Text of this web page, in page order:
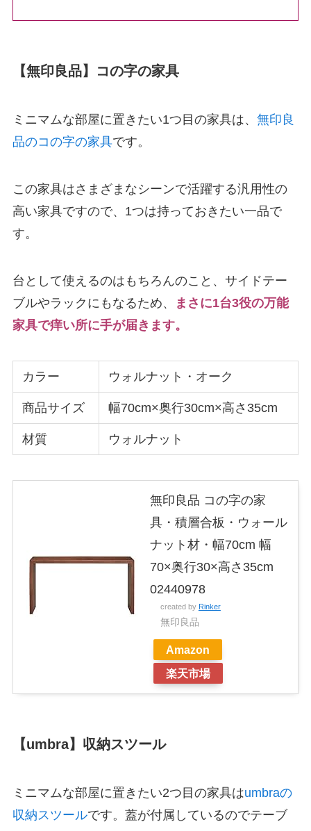
【無印良品】コの字の家具
ミニマムな部屋に置きたい1つ目の家具は、 無印良
品のコの字の家具です。
この家具はさまざまなシーンで活躍する汎用性の
高い家具ですので、1つは持っておきたい一品で
す。
台として使えるのはもちろんのこと、サイドテー
ブルやラックにもなるため、
まさに1台3役の万能
家具で痒い所に手が届きます。
カラー ウォルナット・オーク
商品サイズ 幅70cm×奥行30cm×高さ35cm
材質 ウォルナット
無印良品 コの字の家
具・積層合板・ウォール
ナット材・幅70cm 幅
70×奥行30×高さ35cm
02440978
created by Rinker
無印良品
Amazon
楽天市場
【umbra】収納スツール
ミニマムな部屋に置きたい2つ目の家具はumbraの
収納スツールです。蓋が付属しているのでテーブ